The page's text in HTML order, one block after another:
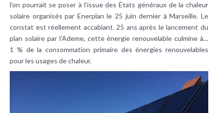
l’on pourrait se poser à l’issue des États généraux de la chaleur
solaire organisés par Enerplan le 25 juin dernier à Marseille. Le
constat est réellement accablant. 25 ans après le lancement du
plan solaire par l’Ademe, cette énergie renouvelable culmine à…
1 % de la consommation primaire des énergies renouvelables
pour les usages de chaleur.